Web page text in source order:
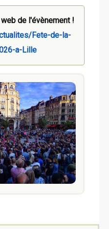
de l'évènement !
Fete-de-la-
a-Lille